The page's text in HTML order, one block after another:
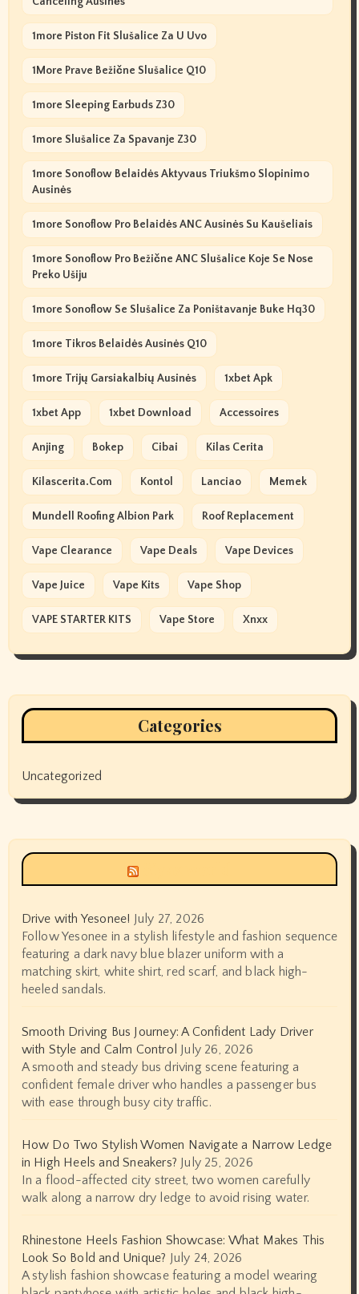
1more Piston Fit Slušalice Za U Uvo
1More Prave Bežične Slušalice Q10
1more Sleeping Earbuds Z30
1more Slušalice Za Spavanje Z30
1more Sonoflow Belaidės Aktyvaus Triukšmo Slopinimo
Ausinės
1more Sonoflow Pro Belaidės ANC Ausinės Su Kaušeliais
1more Sonoflow Pro Bežične ANC Slušalice Koje Se Nose
Preko Ušiju
1more Sonoflow Se Slušalice Za Poništavanje Buke Hq30
1more Tikros Belaidės Ausinės Q10
1more Trijų Garsiakalbių Ausinės 1xbet Apk
1xbet App 1xbet Download Accessoires
Anjing Bokep Cibai Kilas Cerita
Kilascerita.com Kontol Lanciao Memek
Mundell Roofing Albion Park Roof Replacement
Vape Clearance Vape Deals Vape Devices
Vape Juice Vape Kits Vape Shop
VAPE STARTER KITS Vape Store Xnxx
Categories
Uncategorized
Drive with Yesonee! July 27, 2026
Follow Yesonee in a stylish lifestyle and fashion sequence
featuring a dark navy blue blazer uniform with a
matching skirt, white shirt, red scarf, and black high-
heeled sandals.
Smooth Driving Bus Journey: A Confident Lady Driver
with Style and Calm Control July 26, 2026
A smooth and steady bus driving scene featuring a
confident female driver who handles a passenger bus
with ease through busy city traffic.
How Do Two Stylish Women Navigate a Narrow Ledge
in High Heels and Sneakers? July 25, 2026
In a flood-affected city street, two women carefully
walk along a narrow dry ledge to avoid rising water.
Rhinestone Heels Fashion Showcase: What Makes This
Look So Bold and Unique? July 24, 2026
A stylish fashion showcase featuring a model wearing